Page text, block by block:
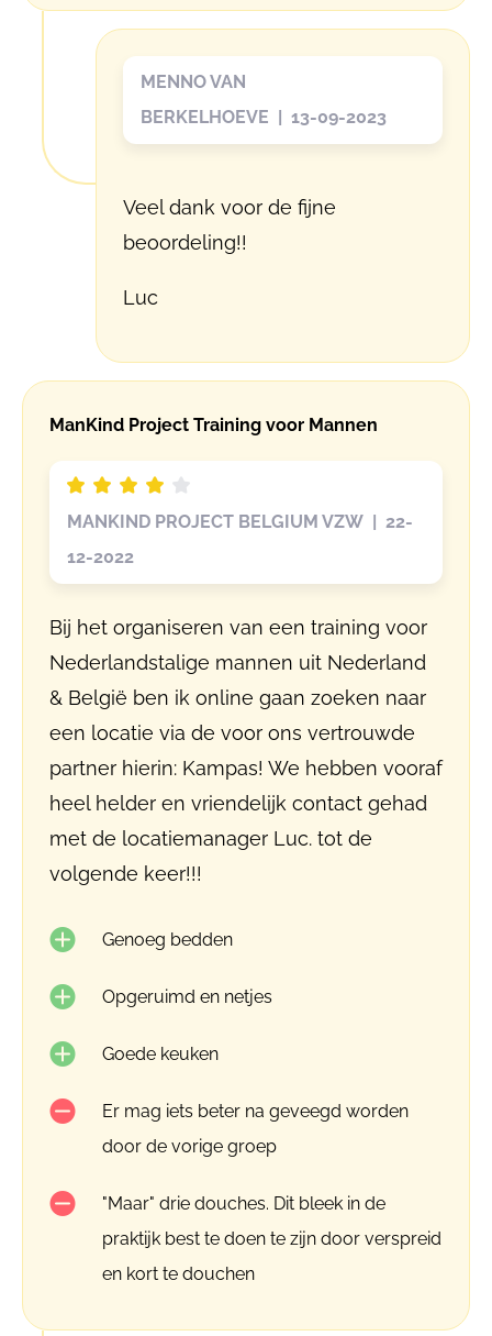
MENNO VAN
BERKELHOEVE | 13-09-2023
Veel dank voor de fijne
beoordeling!!
Luc
ManKind Project Training voor Mannen
MANKIND PROJECT BELGIUM VZW | 22-
12-2022
Bij het organiseren van een training voor
Nederlandstalige mannen uit Nederland
& België ben ik online gaan zoeken naar
een locatie via de voor ons vertrouwde
partner hierin: Kampas! We hebben vooraf
heel helder en vriendelijk contact gehad
met de locatiemanager Luc. tot de
volgende keer!!!
Genoeg bedden
Opgeruimd en netjes
Goede keuken
Er mag iets beter na geveegd worden
door de vorige groep
"Maar" drie douches. Dit bleek in de
praktijk best te doen te zijn door verspreid
en kort te douchen